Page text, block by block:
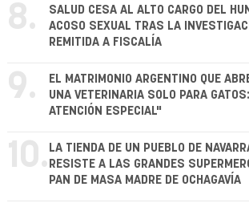
8.
SALUD CESA AL ALTO CARGO DEL
ACOSO SEXUAL TRAS LA
REMITIDA A FISCALÍA
9.
EL MATRIMONIO ARGENTINO QUE
UNA VETERINARIA SOLO PARA
ATENCIÓN ESPECIAL"
10. LA TIENDA DE UN PUEBLO DE
RESISTE A LAS GRANDES
PAN DE MASA MADRE DE OCHAGAVÍA